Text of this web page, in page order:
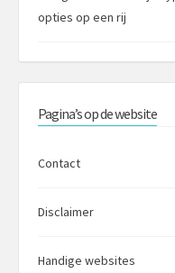
opties op een rij
Pagina’s op de website
Contact
Disclaimer
Handige websites